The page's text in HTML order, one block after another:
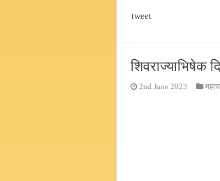
tweet
शिवराज्याभिषेक
2nd June 2023